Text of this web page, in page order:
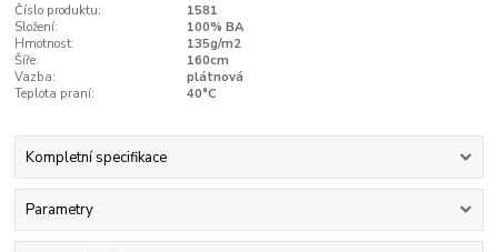
Číslo produktu:
1581
Složení:
100% BA
Hmotnost:
135g/m2
Šíře:
160cm
Vazba:
plátnová
Teplota praní:
40°C
Kompletní specifikace
Parametry